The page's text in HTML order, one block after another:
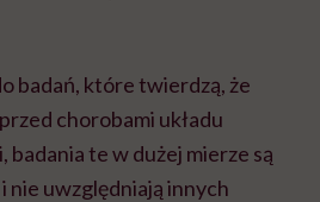
badań, które twierdzą, że
chorobami układu
badania te w dużej mierze są
nie uwzględniają innych